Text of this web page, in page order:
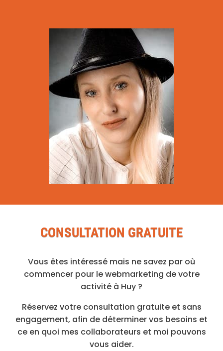
CONSULTATION GRATUITE
Vous êtes intéressé mais ne savez par où
commencer pour le webmarketing de votre
activité à Huy ?
Réservez votre consultation gratuite et sans
engagement, afin de déterminer vos besoins et
ce en quoi mes collaborateurs et moi pouvons
vous aider.